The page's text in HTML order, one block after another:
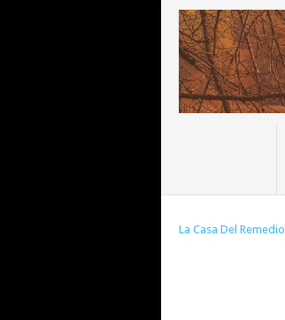
La Casa Del Remedio